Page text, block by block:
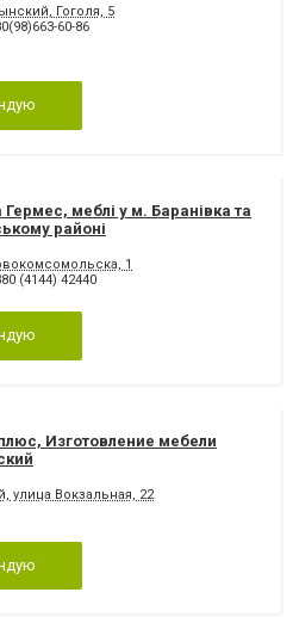
Гоголя, 5
60-86
меблі у м. Баранівка та
районі
1
(4144) 42440
Изготовление мебели
улица Вокзальная, 22